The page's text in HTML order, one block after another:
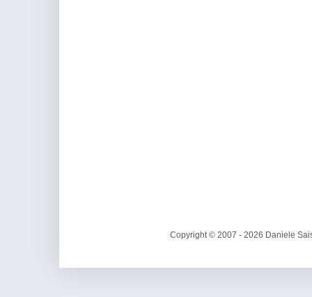
Copyright © 2007 - 2026 Daniele